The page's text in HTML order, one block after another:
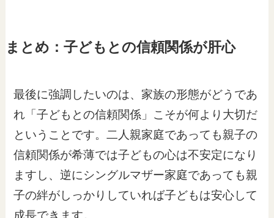
まとめ：子どもとの信頼関係が肝心
最後に強調したいのは、家族の形態がどうであ
れ「子どもとの信頼関係」こそが何より大切だ
ということです。二人親家庭であっても親子の
信頼関係が希薄では子どもの心は不安定になり
ますし、逆にシングルマザー家庭であっても親
子の絆がしっかりしていれば子どもは安心して